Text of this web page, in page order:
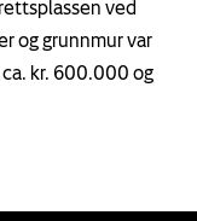
ved
og grunnmur var
kr. 600.000 og